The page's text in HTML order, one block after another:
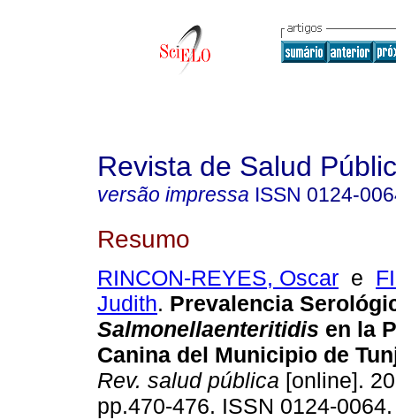
Revista de Salud
versão impressa ISSN 0124-
Resumo
RINCON-REYES, Oscar e
Judith. Prevalencia
Salmonellaenteritidis en la
Canina del Municipio de
Rev. salud pública [online].
pp.470-476. ISSN 0124-0064.